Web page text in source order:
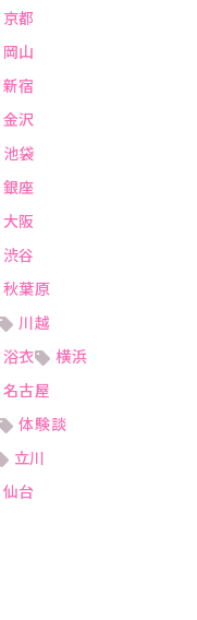
京都
岡山
新宿
金沢
池袋
銀座
大阪
渋谷
秋葉原
川越
浴衣
横浜
名古屋
体験談
立川
仙台